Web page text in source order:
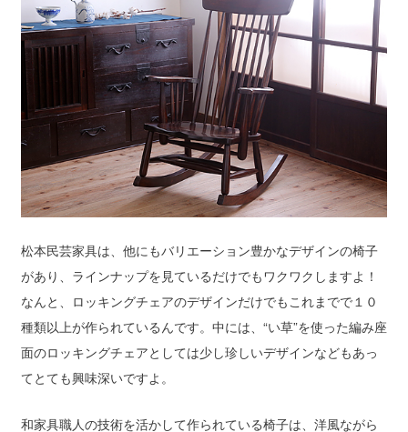
松本民芸家具は、他にもバリエーション豊かなデザインの椅子
があり、ラインナップを見ているだけでもワクワクしますよ！
なんと、ロッキングチェアのデザインだけでもこれまでで１０
種類以上が作られているんです。中には、“い草”を使った編み座
面のロッキングチェアとしては少し珍しいデザインなどもあっ
てとても興味深いですよ。
和家具職人の技術を活かして作られている椅子は、洋風ながら